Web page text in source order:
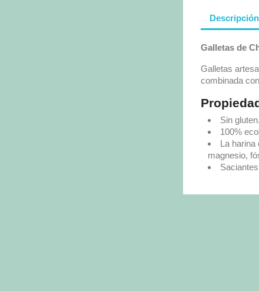
Descripción
Galletas de
Galletas
combinada
Sin gluten.
100%
La harina
magnesio,
Saciantes